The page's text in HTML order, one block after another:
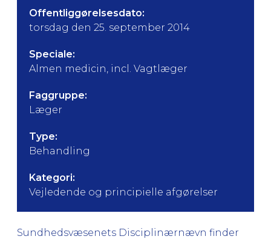
Offentliggørelsesdato:
torsdag den 25. september 2014
Speciale:
Almen medicin, incl. Vagtlæger
Faggruppe:
Læger
Type:
Behandling
Kategori:
Vejledende og principielle afgørelser
Sundhedsvæsenets Disciplinærnævn finder